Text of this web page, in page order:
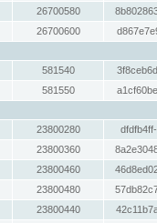
26700580
26700600
581540
581550
23800280
23800360
23800460
23800480
23800440